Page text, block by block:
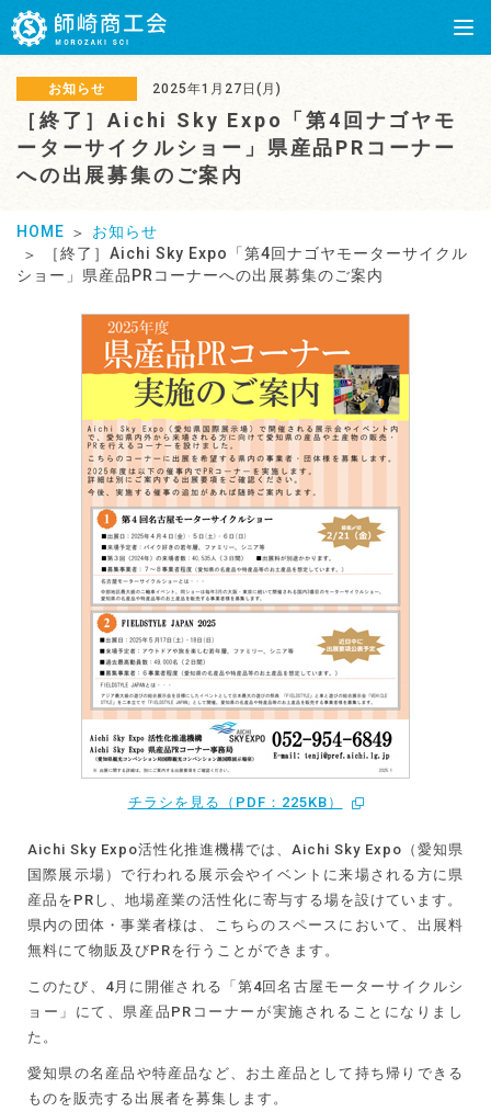
お知らせ 2025年1月27日(月)
［終了］Aichi Sky Expo「第4回ナゴヤモ
ーターサイクルショー」県産品PRコーナー
への出展募集のご案内
HOME
お知らせ
［終了］Aichi Sky Expo「第4回ナゴヤモーターサイクル
ショー」県産品PRコーナーへの出展募集のご案内
チラシを見る（PDF：225KB）
Aichi Sky Expo活性化推進機構では、Aichi Sky Expo（愛知県
国際展示場）で行われる展示会やイベントに来場される方に県
産品をPRし、地場産業の活性化に寄与する場を設けています。
県内の団体・事業者様は、こちらのスペースにおいて、出展料
無料にて物販及びPRを行うことができます。
このたび、4月に開催される「第4回名古屋モーターサイクルシ
ョー」にて、県産品PRコーナーが実施されることになりまし
た。
愛知県の名産品や特産品など、お土産品として持ち帰りできる
ものを販売する出展者を募集します。